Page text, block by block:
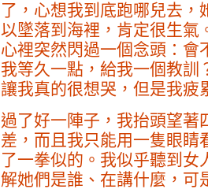
了，心想我到底跑哪兒去，
以墜落到海裡，肯定很生氣
心裡突然閃過一個念頭：會
我等久一點，給我一個教訓
讓我真的很想哭，但是我疲
過了好一陣子，我抬頭望著
差，而且我只能用一隻眼睛
了一拳似的。我似乎聽到女
解她們是誰、在講什麼，可